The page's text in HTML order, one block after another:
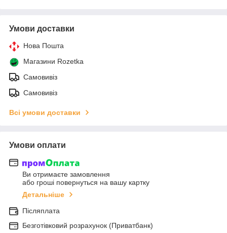
Умови доставки
Нова Пошта
Магазини Rozetka
Самовивіз
Самовивіз
Всі умови доставки
Умови оплати
Ви отримаєте замовлення
або гроші повернуться на вашу картку
Детальніше
Післяплата
Безготівковий розрахунок (Приватбанк)